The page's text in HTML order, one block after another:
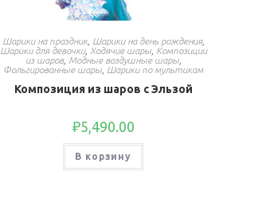
Шарики на праздник, Шарики на день рождения,
Шарики для девочки, Ходячие шары, Композиции
из шаров, Модные воздушные шары,
Фольгированные шары Шарики по мультикам
Композиция из шаров с Эльзой
₽5,490.00
В корзину